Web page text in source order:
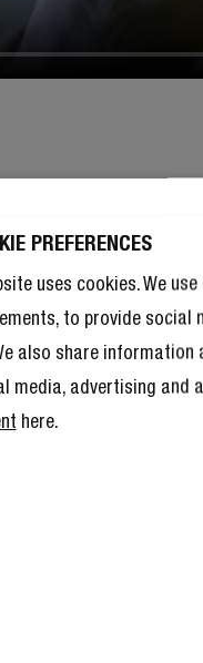
PREFERENCES
uses cookies. We
to provide social
also share
media, advertising and
here.